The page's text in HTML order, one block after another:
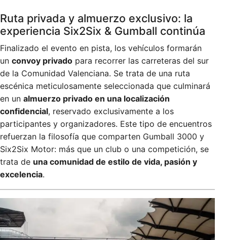
Ruta privada y almuerzo exclusivo: la
experiencia Six2Six & Gumball continúa
Finalizado el evento en pista, los vehículos formarán
un convoy privado para recorrer las carreteras del sur
de la Comunidad Valenciana. Se trata de una ruta
escénica meticulosamente seleccionada que culminará
en un almuerzo privado en una localización
confidencial, reservado exclusivamente a los
participantes y organizadores. Este tipo de encuentros
refuerzan la filosofía que comparten Gumball 3000 y
Six2Six Motor: más que un club o una competición, se
trata de una comunidad de estilo de vida, pasión y
excelencia.